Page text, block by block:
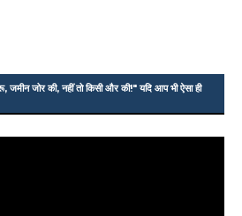
जोर की, नहीं तो किसी और की!" यदि आप भी ऐसा ही